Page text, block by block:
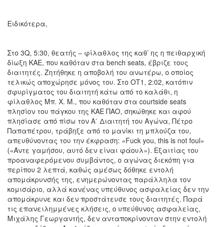
Ειδικότερα,
Στο 3Q, 5:30, θεατής – φίλαθλος της καθ’ ης η πειθαρχική
δίωξη ΚΑΕ, που καθόταν στα bench seats, έβριζε τους
διαιτητές. Ζητήθηκε η αποβολή του ανωτέρω, ο οποίος
τελικώς αποχώρησε μόνος του. Στο ΟΤ1, 2:02, κατόπιν
σφυρίγματος του διαιτητή κάτω από το καλάθι, η
φίλαθλος Μπ. Χ. Μ., που καθόταν στα courtside seats
πλησίον του πάγκου της ΚΑΕ ΠΑΟ, σηκώθηκε και αφού
πλησίασε από πίσω τον Α΄ Διαιτητή του Αγώνα, Πέτρο
Παπαπέτρου, τράβηξε από το μανίκι τη μπλούζα του,
απευθύνοντας του την έκφραση: «Fuck you, this is not foul»
(«Άντε γαμήσου, αυτό δεν είναι φάουλ»). Εξαιτίας του
προαναφερόμενου συμβάντος, ο αγώνας διεκόπη για
περίπου 2 λεπτά, καθώς αμέσως δόθηκε εντολή
απομάκρυνσής της, ενημερώνοντας παράλληλα τον
κομισάριο, αλλά κανένας υπεύθυνος ασφαλείας δεν την
απομάκρυνε και δεν προστάτευσε τους διαιτητές. Παρά
τις επανειλημμένες κλήσεις, ο υπεύθυνος ασφαλείας,
Μιχάλης Γεωργαντής, δεν ανταποκρίνονταν στην εντολή